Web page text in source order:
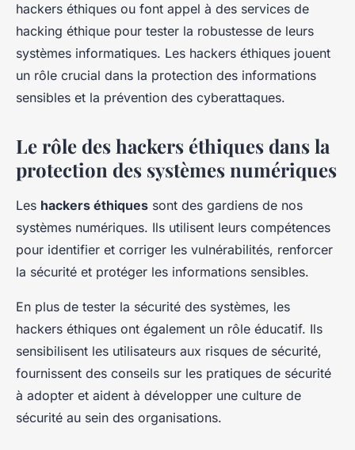
hackers éthiques ou font appel à des services de
hacking éthique pour tester la robustesse de leurs
systèmes informatiques. Les hackers éthiques jouent
un rôle crucial dans la protection des informations
sensibles et la prévention des cyberattaques.
Le rôle des hackers éthiques dans la
protection des systèmes numériques
Les hackers éthiques sont des gardiens de nos
systèmes numériques. Ils utilisent leurs compétences
pour identifier et corriger les vulnérabilités, renforcer
la sécurité et protéger les informations sensibles.
En plus de tester la sécurité des systèmes, les
hackers éthiques ont également un rôle éducatif. Ils
sensibilisent les utilisateurs aux risques de sécurité,
fournissent des conseils sur les pratiques de sécurité
à adopter et aident à développer une culture de
sécurité au sein des organisations.